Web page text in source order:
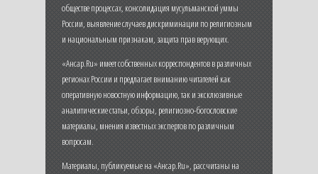
обществе процессах, консолидация мусульманской уммы
России, выявление случаев дискриминации по религиозным
и национальным признакам, защита прав верующих.
«Ансар.Ru» имеет собственных корреспондентов в различных
регионах России и предлагает вниманию читателей как
оперативную новостную информацию, так и эксклюзивные
аналитические статьи, обзоры, религиозно-богословские
материалы, мнения известных экспертов по различным
вопросам.
Материалы, публикуемые на «Ансар.Ru», рассчитаны на